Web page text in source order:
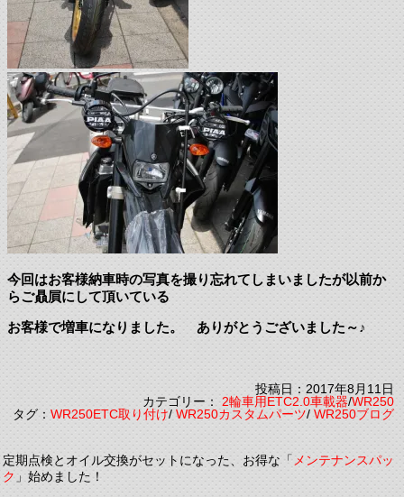
今回はお客様納車時の写真を撮り忘れてしまいましたが以前か
らご贔屓にして頂いている
お客様で増車になりました。 ありがとうございました～♪
投稿日：2017年8月11日
カテゴリー：2輪車用ETC2.0車載器/WR250
タグ：WR250ETC取り付け/WR250カスタムパーツ/WR250ブログ
定期点検とオイル交換がセットになった、お得な「メンテナンスパッ
ク」始めました！